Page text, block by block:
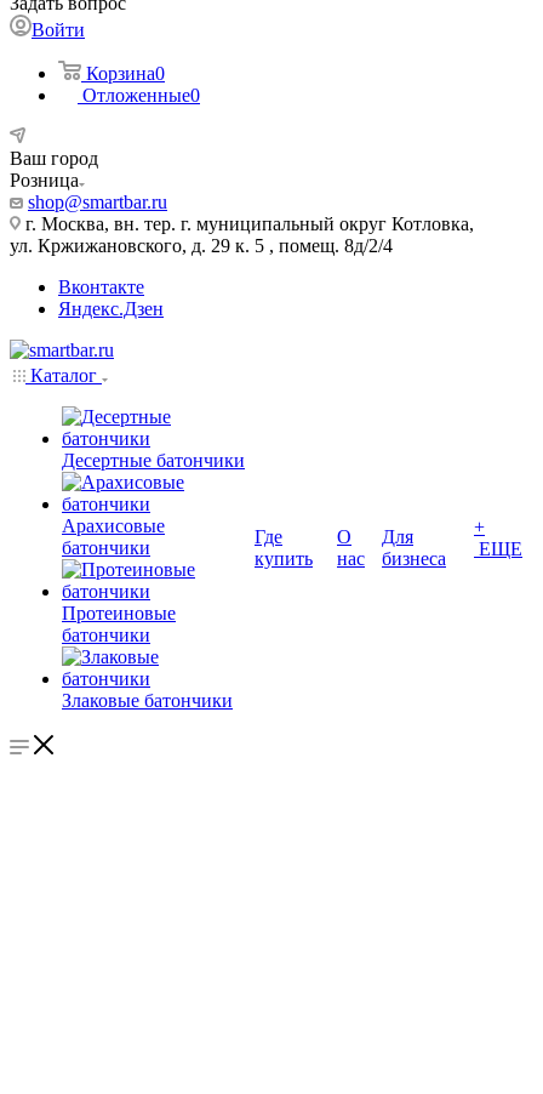
Войти
Корзина0
Отложенные0
Ваш город
Розница
shop@smartbar.ru
г. Москва, вн. тер. г. муниципальный округ Котловка,
ул. Кржижановского, д. 29 к. 5 , помещ. 8д/2/4
Вконтакте
Яндекс.Дзен
Каталог
Десертные батончики
Арахисовые
батончики
Протеиновые
батончики
Злаковые батончики
Где
купить
О
нас
Для
бизнеса
+
ЕЩЕ